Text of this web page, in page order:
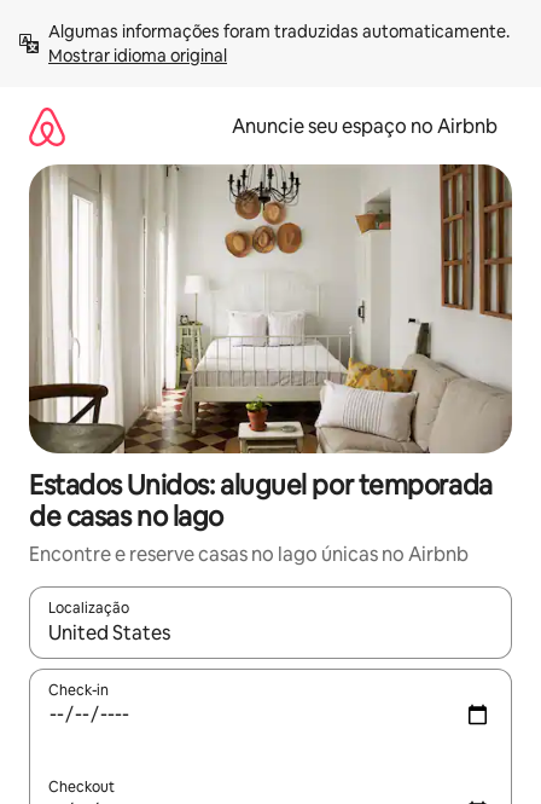
para
Mostrar idioma original
Anuncie seu espaço no Airbnb
Estados Unidos: aluguel por temporada
de casas no lago
Encontre e reserve casas no lago únicas no Airbnb
Localização
Quando os resultados estiverem disponíveis, explore-os
Check-in
Checkout